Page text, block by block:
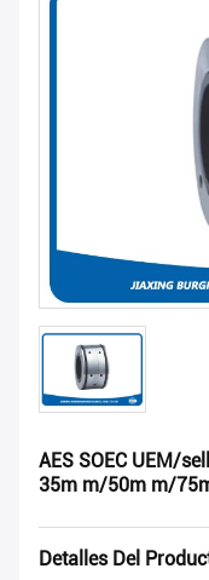
AES SOEC UEM/
35m m/50m m/
Detalles Del